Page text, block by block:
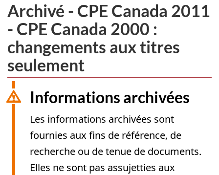
Archivé - CPE Canada 2011
- CPE Canada 2000 :
changements aux titres
seulement
Informations archivées
Les informations archivées sont
fournies aux fins de référence, de
recherche ou de tenue de documents.
Elles ne sont pas assujetties aux